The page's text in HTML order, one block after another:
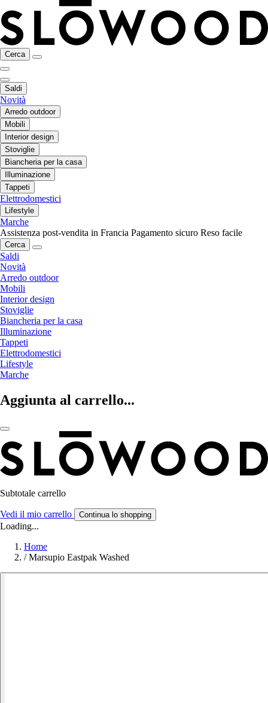
Cerca
Saldi
Novità
Arredo outdoor
Mobili
Interior design
Stoviglie
Biancheria per la casa
Illuminazione
Tappeti
Elettrodomestici
Lifestyle
Marche
Assistenza post-vendita in Francia Pagamento sicuro Reso facile
Cerca
Saldi
Novità
Arredo outdoor
Mobili
Interior design
Stoviglie
Biancheria per la casa
Illuminazione
Tappeti
Elettrodomestici
Lifestyle
Marche
Aggiunta al carrello...
Subtotale carrello
Vedi il mio carrello Continua lo shopping
Loading...
Home
/ Marsupio Eastpak Washed